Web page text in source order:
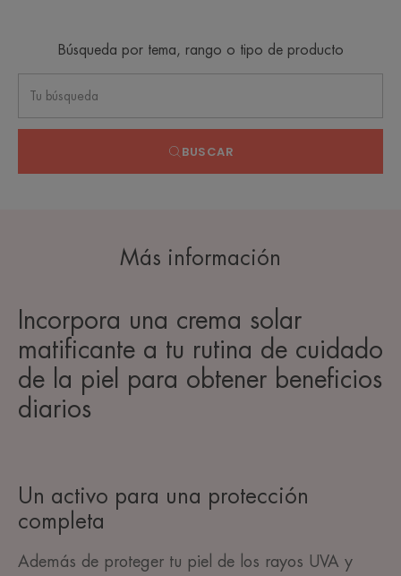
Búsqueda por tema, rango o tipo de producto
BUSCAR
Más información
Incorpora una crema solar
matificante a tu rutina de cuidado
de la piel para obtener beneficios
diarios
Un activo para una protección
completa
Además de proteger tu piel de los rayos UVA y